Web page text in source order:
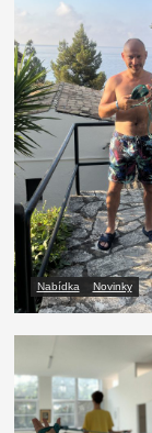
Nabídka Novinky